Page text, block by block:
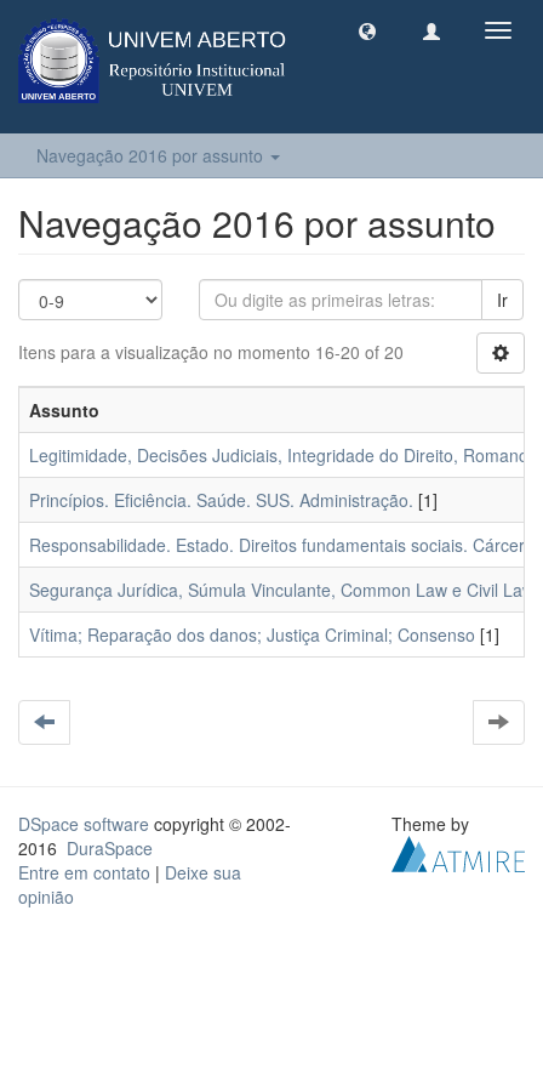
Navegação 2016 por assunto
Navegação 2016 por assunto
Ir
Itens para a visualização no momento 16-20 of 20
Assunto
Legitimidade, Decisões Judiciais, Integridade do Direito,
Princípios. Eficiência. Saúde. SUS. Administração. [1]
Responsabilidade. Estado. Direitos fundamentais sociais. Cárcere.
Segurança Jurídica, Súmula Vinculante, Common Law e Civil Law.
Vítima; Reparação dos danos; Justiça Criminal; Consenso [1]
DSpace software copyright © 2002-
2016 DuraSpace
Entre em contato | Deixe sua
opinião
Theme by